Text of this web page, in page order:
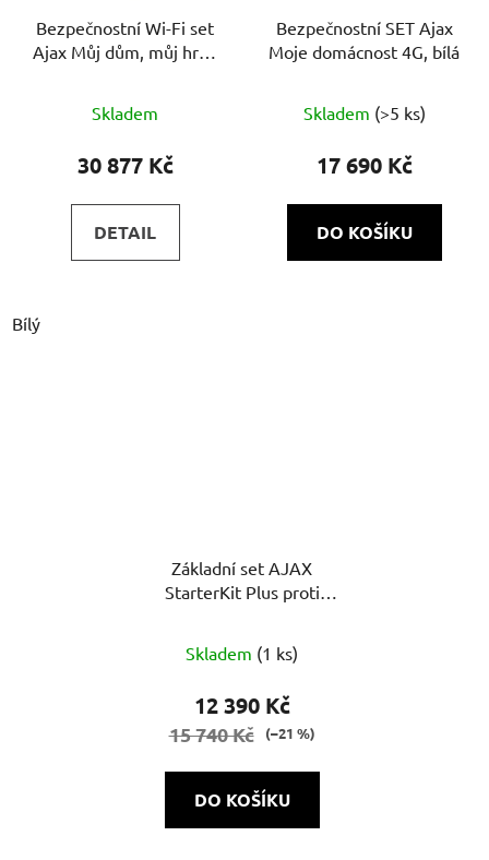
Bezpečnostní Wi-Fi set
Ajax Můj dům, můj hrad
Skladem
30 877 Kč
DETAIL
Bílý
Bezpečnostní SET Ajax
Moje domácnost 4G, bílá
Skladem (>5 ks)
17 690 Kč
DO KOŠÍKU
Základní set AJAX
StarterKit Plus proti
hodnocení
produktu
je
5
Skladem (1 ks)
12 390 Kč
15 740 Kč (–21 %)
DO KOŠÍKU